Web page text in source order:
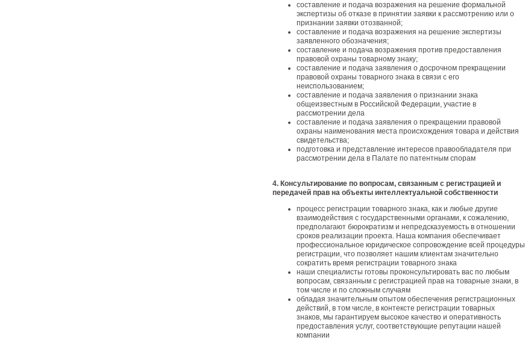
составление и подача возражения на решение формальной
экспертизы об отказе в принятии заявки к рассмотрению или о
признании заявки отозванной;
составление и подача возражения на решение экспертизы
заявленного обозначения;
составление и подача возражения против предоставления
правовой охраны товарному знаку;
составление и подача заявления о досрочном прекращении
правовой охраны товарного знака в связи с его
неиспользованием;
составление и подача заявления о признании знака
общеизвестным в Российской Федерации, участие в
рассмотрении дела
составление и подача заявления о прекращении правовой
охраны наименования места происхождения товара и действия
свидетельства;
подготовка и представление интересов правообладателя при
рассмотрении дела в Палате по патентным спорам
4. Консультирование по вопросам, связанным с регистрацией и
передачей прав на объекты интеллектуальной собственности
процесс регистрации товарного знака, как и любые другие
взаимодействия с государственными органами, к сожалению,
предполагают бюрократизм и непредсказуемость в отношении
сроков реализации проекта. Наша компания обеспечивает
профессиональное юридическое сопровождение всей процедуры
регистрации, что позволяет нашим клиентам значительно
сократить время регистрации товарного знака
наши специалисты готовы проконсультировать вас по любым
вопросам, связанным с регистрацией прав на товарные знаки, в
том числе и по сложным случаям
обладая значительным опытом обеспечения регистрационных
действий, в том числе, в контексте регистрации товарных
знаков, мы гарантируем высокое качество и оперативность
предоставления услуг, соответствующие репутации нашей
компании